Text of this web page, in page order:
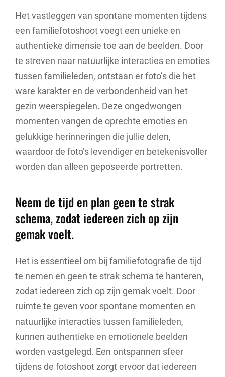
Het vastleggen van spontane momenten tijdens
een familiefotoshoot voegt een unieke en
authentieke dimensie toe aan de beelden. Door
te streven naar natuurlijke interacties en emoties
tussen familieleden, ontstaan er foto’s die het
ware karakter en de verbondenheid van het
gezin weerspiegelen. Deze ongedwongen
momenten vangen de oprechte emoties en
gelukkige herinneringen die jullie delen,
waardoor de foto’s levendiger en betekenisvoller
worden dan alleen geposeerde portretten.
Neem de tijd en plan geen te strak
schema, zodat iedereen zich op zijn
gemak voelt.
Het is essentieel om bij familiefotografie de tijd
te nemen en geen te strak schema te hanteren,
zodat iedereen zich op zijn gemak voelt. Door
ruimte te geven voor spontane momenten en
natuurlijke interacties tussen familieleden,
kunnen authentieke en emotionele beelden
worden vastgelegd. Een ontspannen sfeer
tijdens de fotoshoot zorgt ervoor dat iedereen